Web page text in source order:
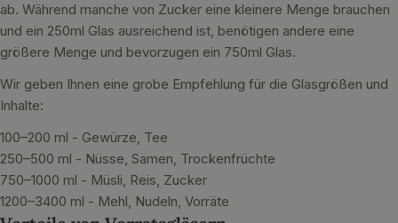
ab. Während manche von Zucker eine kleinere Menge brauchen
und ein 250ml Glas ausreichend ist, benötigen andere eine
größere Menge und bevorzugen ein 750ml Glas.
Wir geben Ihnen eine grobe Empfehlung für die Glasgrößen und
Inhalte:
100–200 ml - Gewürze, Tee
250–500 ml - Nüsse, Samen, Trockenfrüchte
750–1000 ml - Müsli, Reis, Zucker
1200–3400 ml - Mehl, Nudeln, Vorräte